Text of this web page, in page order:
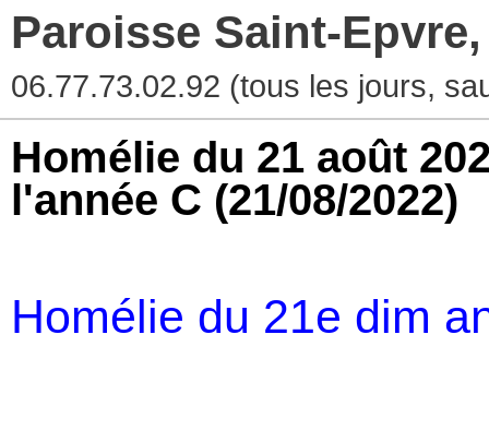
Paroisse Saint-
06.77.73.02.92 (tous les jours,
Homélie du 21 août
l'année C (21/08/2022)
Homélie du 21e dim